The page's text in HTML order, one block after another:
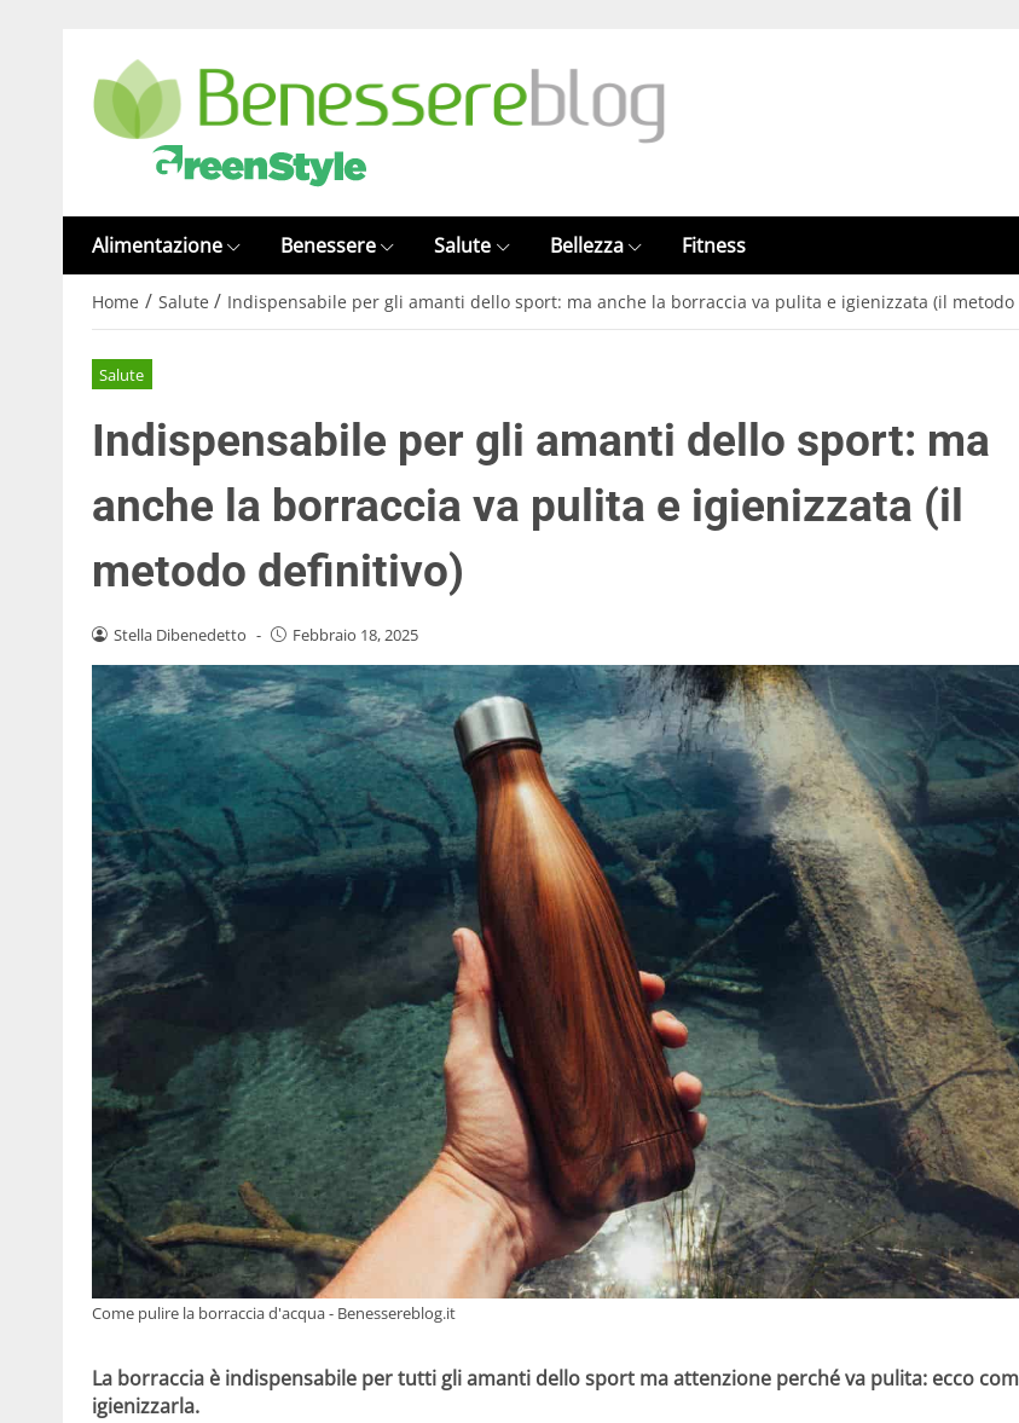
Alimentazione Benessere Salute Bellezza Fitness
Home / Salute / Indispensabile per gli amanti dello sport: ma anche la borraccia va pulita e igienizzata (il
Salute
Indispensabile per gli amanti dello sport: ma
anche la borraccia va pulita e igienizzata (il
metodo definitivo)
Stella Dibenedetto - Febbraio 18, 2025
Come pulire la borraccia d'acqua - Benessereblog.it
La borraccia è indispensabile per tutti gli amanti dello sport ma attenzione perché va pulita: ecco
igienizzarla.